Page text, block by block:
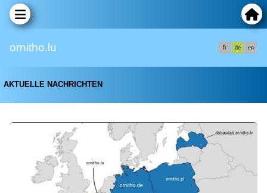
ornitho.lu fr de en
AKTUELLE NACHRICHTEN